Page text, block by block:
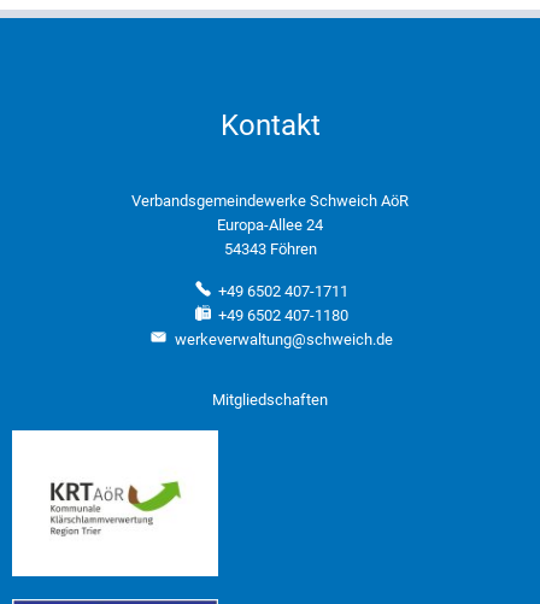
Kontakt
Verbandsgemeindewerke Schweich AöR
Europa-Allee 24
54343 Föhren
+49 6502 407-1711
+49 6502 407-1180
werkeverwaltung@schweich.de
Mitgliedschaften